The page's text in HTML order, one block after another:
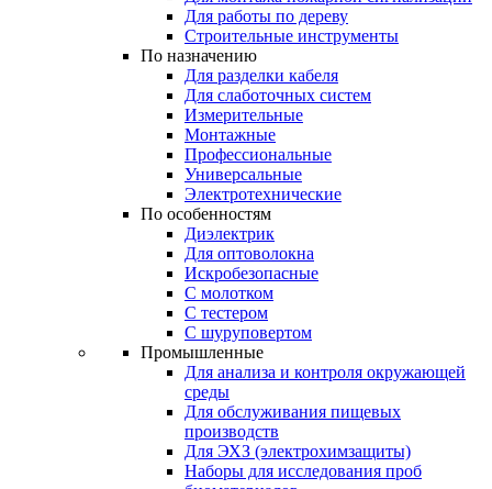
Для работы по дереву
Строительные инструменты
По назначению
Для разделки кабеля
Для слаботочных систем
Измерительные
Монтажные
Профессиональные
Универсальные
Электротехнические
По особенностям
Диэлектрик
Для оптоволокна
Искробезопасные
С молотком
С тестером
С шуруповертом
Промышленные
Для анализа и контроля окружающей
среды
Для обслуживания пищевых
производств
Для ЭХЗ (электрохимзащиты)
Наборы для исследования проб